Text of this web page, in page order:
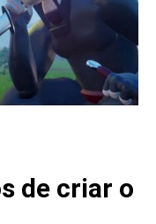
de criar o